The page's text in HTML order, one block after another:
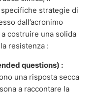
strategie di
dall’acronimo
costruire una solida
resistenza :
questions) :
una risposta secca
a raccontare la